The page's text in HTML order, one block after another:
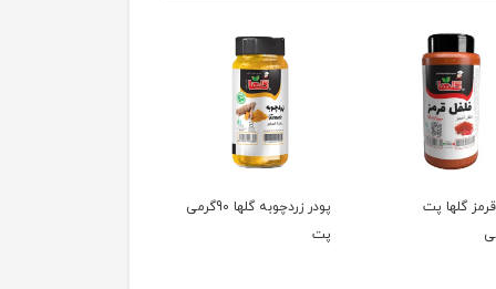
گلها پت
پودر زردچوبه گلها 90گرمی
پت